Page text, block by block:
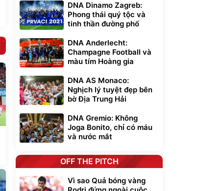
DNA Dinamo Zagreb:
Phong thái quý tộc và
tinh thần đường phố
DNA Anderlecht:
Champagne Football và
màu tím Hoàng gia
DNA AS Monaco:
Nghịch lý tuyệt đẹp bên
bờ Địa Trung Hải
DNA Gremio: Không
Joga Bonito, chỉ có máu
và nước mắt
OFF THE PITCH
Vì sao Quả bóng vàng